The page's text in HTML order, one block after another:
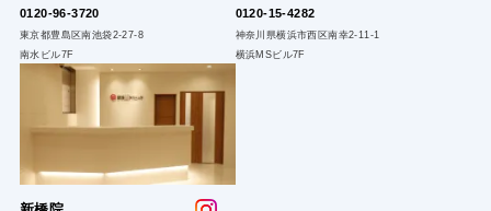
0120-96-3720
東京都豊島区南池袋2-27-8
南水ビル7F
0120-15-4282
神奈川県横浜市西区南幸2-11-1
横浜MSビル7F